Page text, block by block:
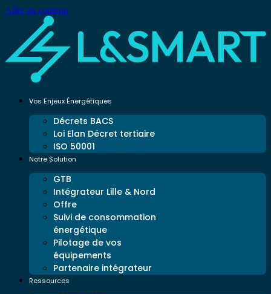
Aller au contenu
Vos Enjeux Énergétiques
Décrets BACS
Loi Elan Décret tertiaire
ISO 50001
Notre Solution
GTB
Intégrateur Lille & Nord
Offre
Suivi de consommation
énergétique
Pilotage de vos
équipements
Partenaire intégrateur
Ressources